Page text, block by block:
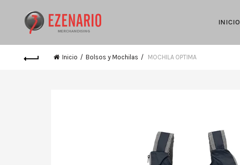
INICIO
Inicio Bolsos y Mochilas MOCHILA OPTIMA